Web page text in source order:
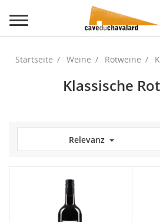
Startseite Weine Rotweine
Klassische
Relevanz